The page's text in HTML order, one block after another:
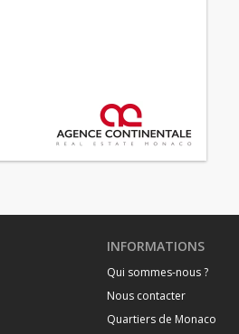
INFORMATIONS
Qui sommes-nous ?
Nous contacter
Quartiers de Monaco